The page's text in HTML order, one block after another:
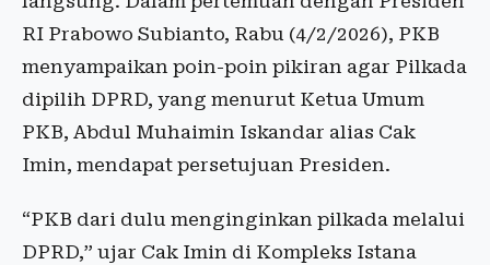
RI Prabowo Subianto, Rabu (4/2/2026), PKB
menyampaikan poin-poin pikiran agar Pilkada
dipilih DPRD, yang menurut Ketua Umum
PKB, Abdul Muhaimin Iskandar alias Cak
Imin, mendapat persetujuan Presiden.
“PKB dari dulu menginginkan pilkada melalui
DPRD,” ujar Cak Imin di Kompleks Istana